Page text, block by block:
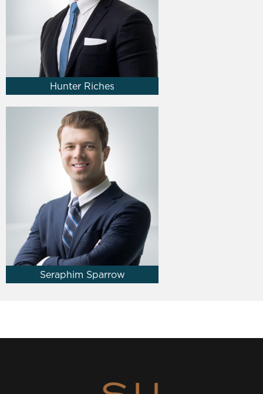
Hunter Riches
Seraphim Sparrow